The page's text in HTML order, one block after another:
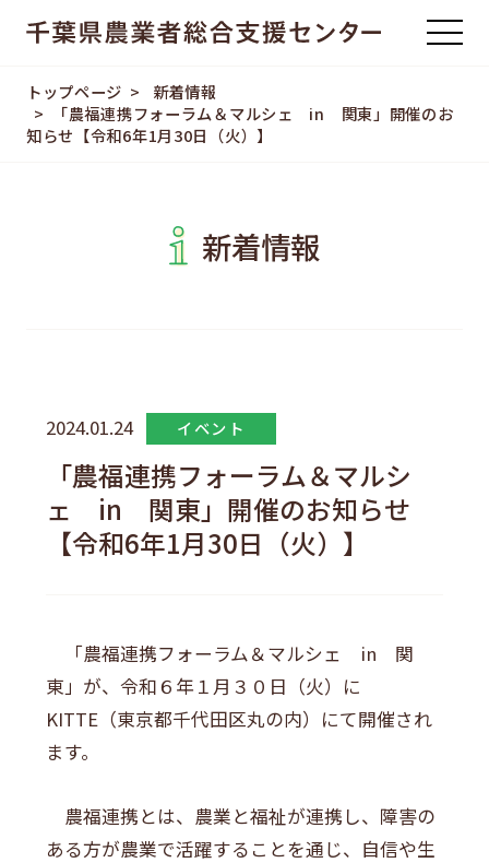
トップページ
新着情報
「農福連携フォーラム＆マルシェ in 関東」開催のお
知らせ【令和6年1月30日（火）】
新着情報
2024.01.24 イベント
「農福連携フォーラム＆マルシ
ェ in 関東」開催のお知らせ
【令和6年1月30日（火）】
「農福連携フォーラム＆マルシェ in 関
東」が、 令和６年１ 月３０日（火）に
KITTE（東京都千代田区丸の内）にて開催され
ます。
農福連携とは、農業と福祉が連携し、障害の
ある方が農業で活躍することを通じ、自信や生